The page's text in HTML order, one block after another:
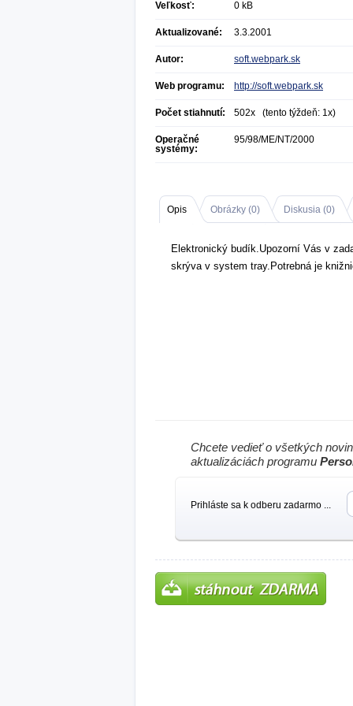
Veľkosť: 0 kB
Aktualizované: 3.3.2001
Autor: soft.webpark.sk
Web programu: http://soft.webpark.sk
Počet stiahnutí: 502x (tento týždeň: 1x)
Operačné
systémy:
95/98/ME/NT/2000
Opis Obrázky (0) Diskusia (0)
Elektronický budík.Upozorní Vás v
skrýva v system tray.Potrebná je
Chcete vedieť o všetkých
aktualizáciách programu
Prihláste sa k odberu zadarmo ...